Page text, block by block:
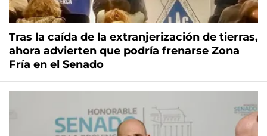
Tras la caída de la extranjerización de tierras,
ahora advierten que podría frenarse Zona
Fría en el Senado